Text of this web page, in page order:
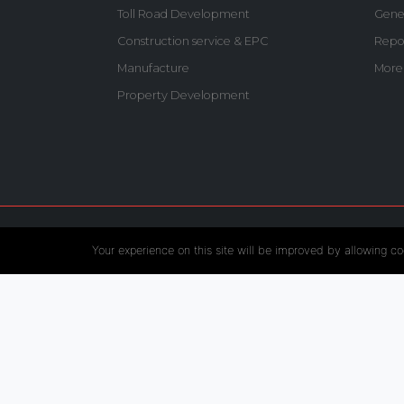
Toll Road Development
Construction service & EPC
Manufacture
Property Development
Your experience on this site will be improved by allowing